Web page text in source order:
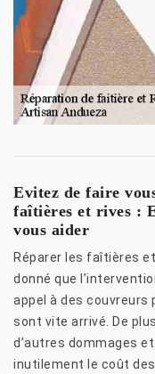
Evitez de faire
faîtières et rives :
vous aider
Réparer les faîtières
donné que
appel à des
sont vite arrivé. De
d’autres dommages
inutilement le coût